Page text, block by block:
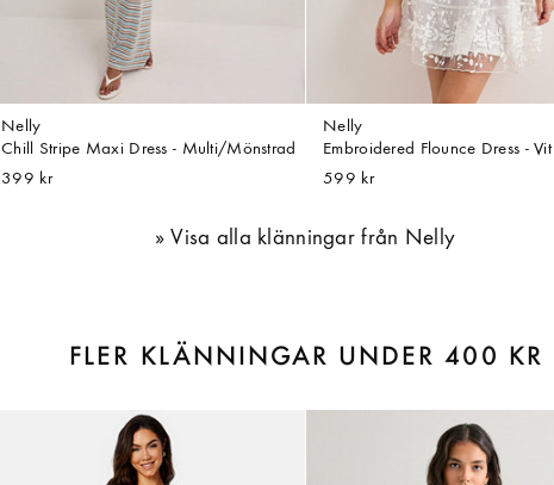
Nelly
Chill Stripe Maxi Dress - Multi/Mönstrad
399 kr
Nelly
Embroidered Flounce Dress - Vit
599 kr
Visa alla klänningar från Nelly
FLER KLÄNNINGAR UNDER 400 KR